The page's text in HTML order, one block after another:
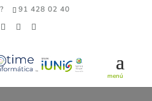
91 428 02 40